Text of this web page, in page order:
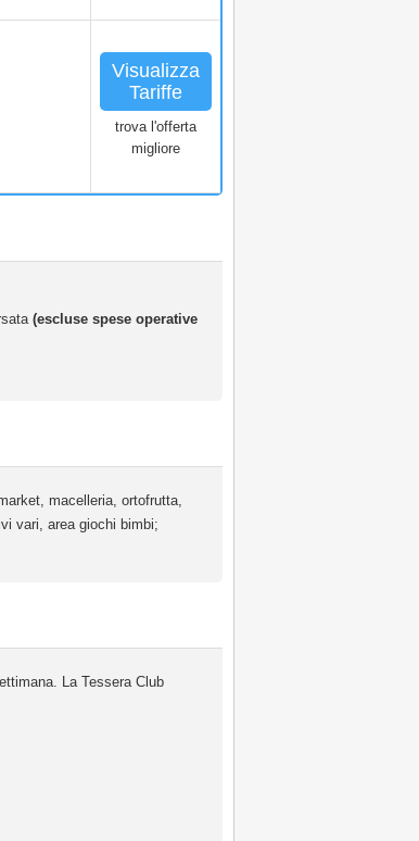
Visualizza
Tariffe
trova l'offerta
migliore
(escluse spese operative
macelleria, ortofrutta,
vari, area giochi bimbi;
La Tessera Club